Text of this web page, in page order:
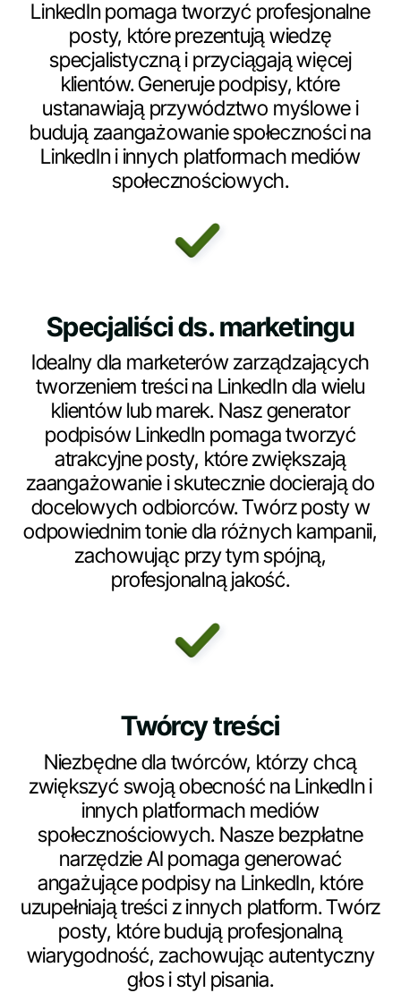
LinkedIn pomaga tworzyć profesjonalne
posty, które prezentują wiedzę
specjalistyczną i przyciągają więcej
klientów. Generuje podpisy, które
ustanawiają przywództwo myślowe i
budują zaangażowanie społeczności na
LinkedIn i innych platformach mediów
społecznościowych.
Specjaliści ds. marketingu
Idealny dla marketerów zarządzających
tworzeniem treści na LinkedIn dla wielu
klientów lub marek. Nasz generator
podpisów LinkedIn pomaga tworzyć
atrakcyjne posty, które zwiększają
zaangażowanie i skutecznie docierają do
docelowych odbiorców. Twórz posty w
odpowiednim tonie dla różnych kampanii,
zachowując przy tym spójną,
profesjonalną jakość.
Twórcy treści
Niezbędne dla twórców, którzy chcą
zwiększyć swoją obecność na LinkedIn i
innych platformach mediów
społecznościowych. Nasze bezpłatne
narzędzie AI pomaga generować
angażujące podpisy na LinkedIn, które
uzupełniają treści z innych platform. Twórz
posty, które budują profesjonalną
wiarygodność, zachowując autentyczny
głos i styl pisania.